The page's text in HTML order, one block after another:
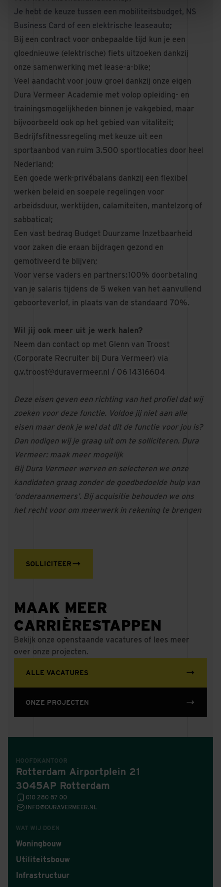
Je hebt de keuze tussen een mobiliteitsbudget, NS
Business Card of een elektrische leaseauto;
Bij een contract voor onbepaalde tijd kun je een
gloednieuwe (elektrische) fiets uitzoeken dankzij
onze samenwerking met lease-a-bike;
Veel aandacht voor jouw groei dankzij onze eigen
Dura Vermeer Academie met volop opleiding- en
trainingsmogelijkheden binnen je vakgebied, maar
bijvoorbeeld ook op het gebied van vitaliteit;
Bedrijfsfitnessregeling met keuze uit een
sportaanbod van ruim 3.500 sportlocaties door heel
Nederland;
Een goede werk-privébalans dankzij een flexibel
werken beleid en soepele regelingen voor
arbeidsduur, werktijden, calamiteiten, mantelzorg of
sabbatical;
Een vast bedrag Budget Duurzame Inzetbaarheid
voor zaken die eraan bijdragen gezond en
gemotiveerd te blijven;
Voor verse vaders en partners:100% doorbetaling
van je salaris tijdens de 5 weken van het aanvullend
geboorteverlof, in plaats van de standaard 70%.
Wil jij ook meer uit je werk halen?
Neem dan contact op met Glenn van Troost
(Corporate Recruiter bij Dura Vermeer) via
g.v.troost@duravermeer.nl / 06 14316604
Deze eisen geven een richting van het profiel dat wij
zoeken voor deze functie. Voldoe jij niet aan alle
eisen maar denk je wel dat dit de functie voor jou is?
Dan nodigen wij je graag uit om te solliciteren. Dura
Vermeer: maak meer mogelijk
Bij Dura Vermeer werven en selecteren we onze
kandidaten graag zonder de goedbedoelde hulp van
‘onderaannemers’. Bij acquisitie behouden we ons
het recht voor om meerwerk in rekening te brengen
SOLLICITEER
MAAK MEER
CARRIÈRESTAPPEN
Bekijk onze openstaande vacatures of lees meer
over onze projecten.
ALLE VACATURES
ONZE PROJECTEN
WAT WIJ DOEN
Woningbouw
Utiliteitsbouw
Infrastructuur
HOOFDKANTOOR
Rotterdam Airportplein 21
3045AP Rotterdam
010 280 87 00
INFO@DURAVERMEER.NL